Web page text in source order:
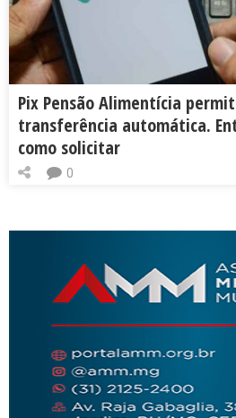
Pix Pensão Alimentícia
transferência automática.
como solicitar
0